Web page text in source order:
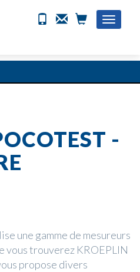
Toggle
-
une gamme de mesureurs
vous trouverez KROEPLIN
propose divers